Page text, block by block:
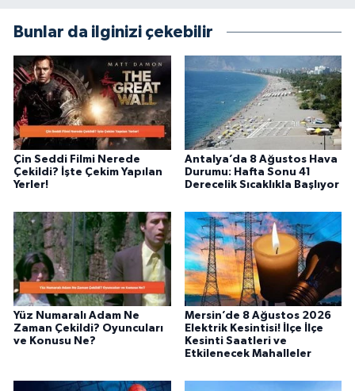
Bunlar da ilginizi çekebilir
Çin Seddi Filmi Nerede
Çekildi? İşte Çekim Yapılan
Yerler!
Antalya’da 8 Ağustos Hava
Durumu: Hafta Sonu 41
Derecelik Sıcaklıkla Başlıyor
Yüz Numaralı Adam Ne
Zaman Çekildi? Oyuncuları
ve Konusu Ne?
Mersin’de 8 Ağustos 2026
Elektrik Kesintisi! İlçe İlçe
Kesinti Saatleri ve
Etkilenecek Mahalleler